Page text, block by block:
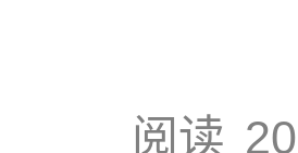
阅读